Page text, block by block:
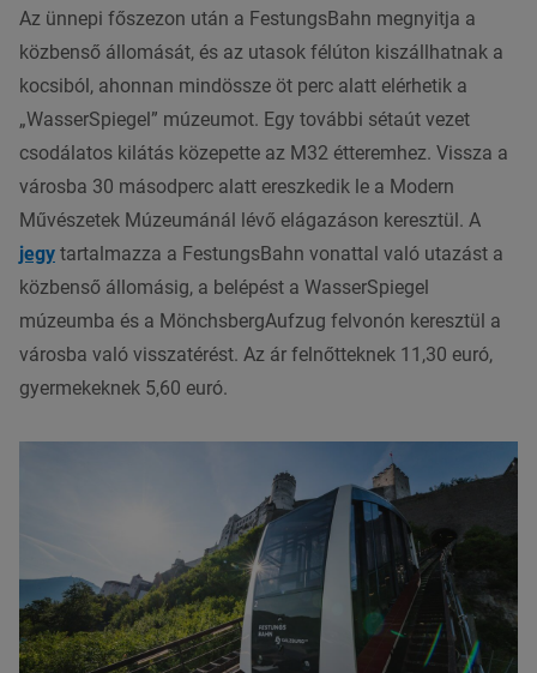
Az ünnepi főszezon után a FestungsBahn megnyitja a
közbenső állomását, és az utasok félúton kiszállhatnak a
kocsiból, ahonnan mindössze öt perc alatt elérhetik a
„WasserSpiegel” múzeumot. Egy további sétaút vezet
csodálatos kilátás közepette az M32 étteremhez. Vissza a
városba 30 másodperc alatt ereszkedik le a Modern
Művészetek Múzeumánál lévő elágazáson keresztül. A
jegy tartalmazza a FestungsBahn vonattal való utazást a
közbenső állomásig, a belépést a WasserSpiegel
múzeumba és a MönchsbergAufzug felvonón keresztül a
városba való visszatérést. Az ár felnőtteknek 11,30 euró,
gyermekeknek 5,60 euró.